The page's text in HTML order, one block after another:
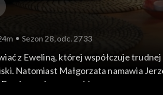
Sezon 28, odc. 2733
z Eweliną, której współczuje
Natomiast Małgorzata namawia
Damian znów ma problemy przez